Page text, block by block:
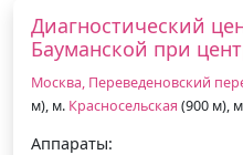
Диагностический
Бауманской при
Москва, Переведеновский
м), м. Красносельская (900 м),
Аппараты: